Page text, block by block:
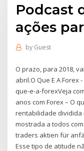
Podcast
ações
by Guest
O prazo, para 2018,
abril.O Que E A
que-e-a-forexVeja
anos com Forex – O
rentabilidade dividida
mostrada a todos
traders aktien für
Esse tipo de atitude